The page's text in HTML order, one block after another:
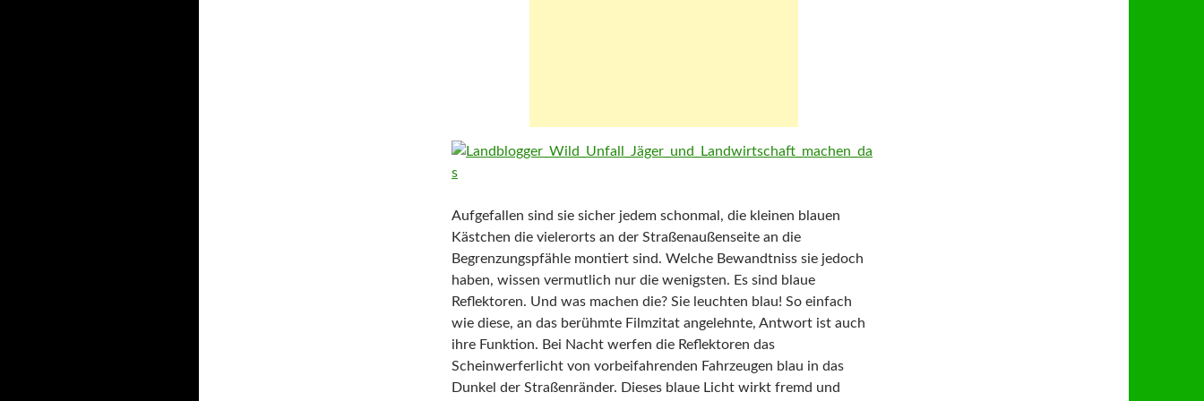
Aufgefallen sind sie sicher jedem schonmal, die kleinen blauen
Kästchen die vielerorts an der Straßenaußenseite an die
Begrenzungspfähle montiert sind. Welche Bewandtniss sie jedoch
haben, wissen vermutlich nur die wenigsten. Es sind blaue
Reflektoren. Und was machen die? Sie leuchten blau! So einfach
wie diese, an das berühmte Filmzitat angelehnte, Antwort ist auch
ihre Funktion. Bei Nacht werfen die Reflektoren das
Scheinwerferlicht von vorbeifahrenden Fahrzeugen blau in das
Dunkel der Straßenränder. Dieses blaue Licht wirkt fremd und